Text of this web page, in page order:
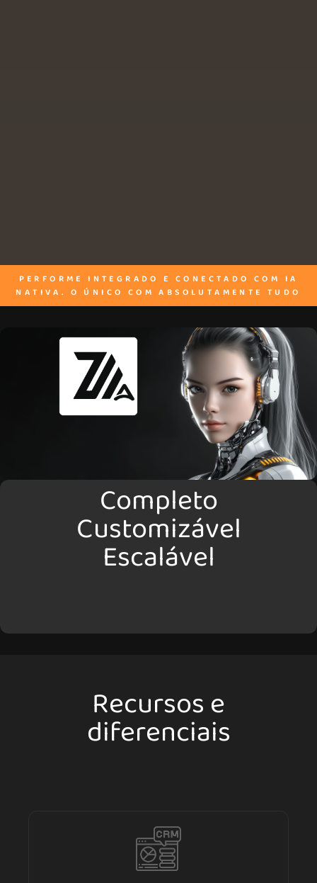
PERFORME INTEGRADO E CONECTADO COM IA
NATIVA. O ÚNICO COM ABSOLUTAMENTE TUDO
Completo
Customizável
Escalável
Recursos e
diferenciais